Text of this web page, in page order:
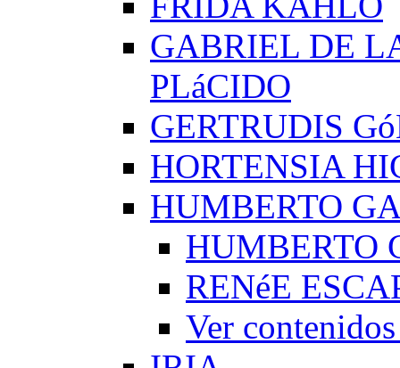
GABRIEL DE
PLáCIDO
GERTRUDIS
HORTENSIA
HUMBERTO
HUMBERTO
RENéE
Ver